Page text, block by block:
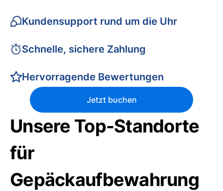
Kundensupport rund um die Uhr
Schnelle, sichere Zahlung
Hervorragende Bewertungen
Jetzt buchen
Unsere Top-Standorte
für
Gepäckaufbewahrung